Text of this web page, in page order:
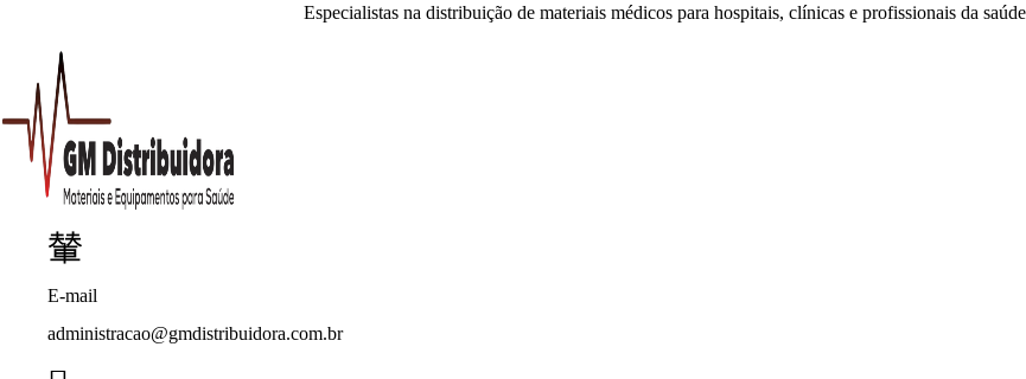
Especialistas na distribuição de materiais médicospara hospitais, clínicas e profissionais da
E-mail
administracao@gmdistribuidora.com.br